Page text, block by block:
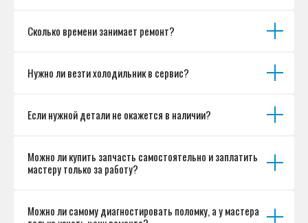
Сколько времени занимает ремонт?
Нужно ли везти холодильник в сервис?
Если нужной детали не окажется в наличии?
Можно ли купить запчасть самостоятельно и заплатить
мастеру только за работу?
Можно ли самому диагностировать поломку, а у мастера